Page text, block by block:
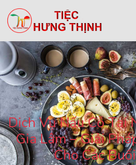
Dịch Vụ Nấu Cỗ Tại
Gia Lâm – Giải
Cho Các